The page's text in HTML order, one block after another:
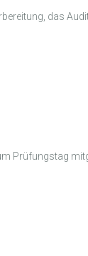
das
Prüfungstag